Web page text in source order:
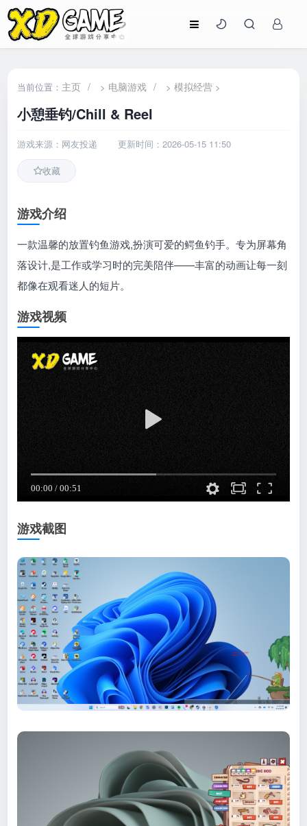
当前位置： 主页 / > 电脑游戏 / >模拟经营 >
小憩垂钓/Chill & Reel
游戏来源：网友投递 更新时间：2026-05-15 11:50
收藏
游戏介绍
一款温馨的放置钓鱼游戏,扮演可爱的鳄鱼钓手。专为屏幕角
落设计,是工作或学习时的完美陪伴——丰富的动画让每一刻
都像在观看迷人的短片。
游戏视频
游戏截图